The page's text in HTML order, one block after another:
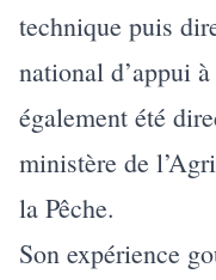
technique puis
national d’appui
également été
ministère de
la Pêche.
Son expérience